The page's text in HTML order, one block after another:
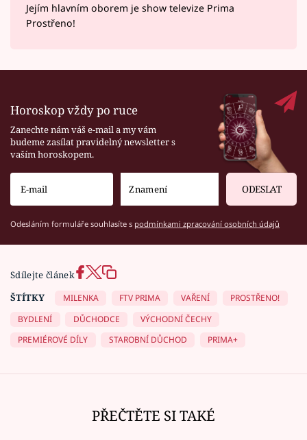
Jejím hlavním oborem je show televize Prima
Prostřeno!
Horoskop vždy po ruce
Zanechte nám váš e-mail a my vám
budeme zasílat pravidelný newsletter s
vaším horoskopem.
ODESLAT
Odesláním formuláře souhlasíte s podmínkami zpracování osobních údajů
Sdílejte článek
ŠTÍTKY
MILENKA FTV PRIMA VAŘENÍ
PROSTŘENO!
BYDLENÍ
DŮCHODCE
VÝCHODNÍ ČECHY
PREMIÉROVÉ DÍLY
STAROBNÍ DŮCHOD PRIMA+
PŘEČTĚTE SI TAKÉ